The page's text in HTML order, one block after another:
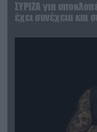
ΣΥΡΙΖΑ για
έχει συνέχεια και